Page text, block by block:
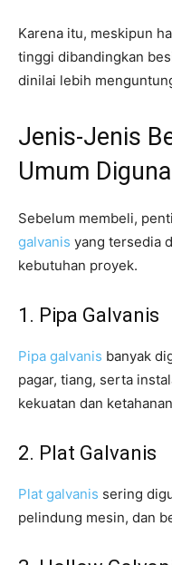
Karena itu, meskipun
tinggi dibandingkan
dinilai lebih
Jenis-Jenis
Umum
Sebelum membeli,
galvanis yang tersedia
kebutuhan proyek.
1. Pipa Galvanis
Pipa galvanis banyak
pagar, tiang, serta
kekuatan dan
2. Plat Galvanis
Plat galvanis sering
pelindung mesin, dan